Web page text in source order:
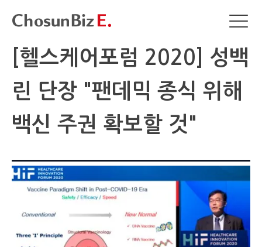
[헬스케어포럼 2020] 성백
린 단장 "팬데믹 종식 위해
백신 주권 확보할 것"